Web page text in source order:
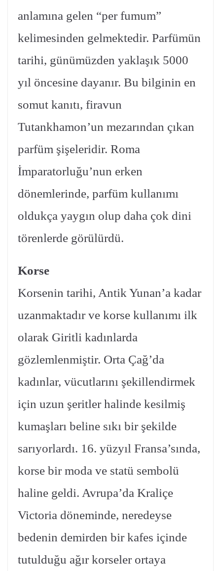
anlamına gelen “per fumum”
kelimesinden gelmektedir. Parfümün
tarihi, günümüzden yaklaşık 5000
yıl öncesine dayanır. Bu bilginin en
somut kanıtı, firavun
Tutankhamon’un mezarından çıkan
parfüm şişeleridir. Roma
İmparatorluğu’nun erken
dönemlerinde, parfüm kullanımı
oldukça yaygın olup daha çok dini
törenlerde görülürdü.
Korse
Korsenin tarihi, Antik Yunan’a kadar
uzanmaktadır ve korse kullanımı ilk
olarak Giritli kadınlarda
gözlemlenmiştir. Orta Çağ’da
kadınlar, vücutlarını şekillendirmek
için uzun şeritler halinde kesilmiş
kumaşları beline sıkı bir şekilde
sarıyorlardı. 16. yüzyıl Fransa’sında,
korse bir moda ve statü sembolü
haline geldi. Avrupa’da Kraliçe
Victoria döneminde, neredeyse
bedenin demirden bir kafes içinde
tutulduğu ağır korseler ortaya